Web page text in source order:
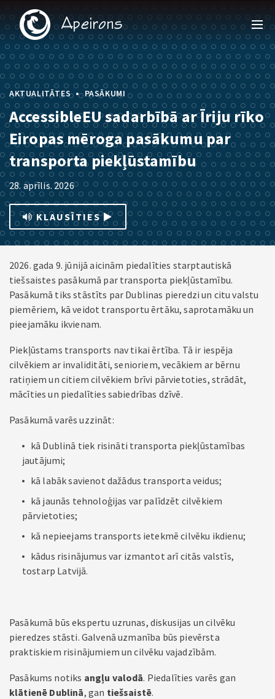
AKTUALITĀTES • PASĀKUMI
AccessibleEU sadarbībā ar Īriju rīko
Eiropas mēroga pasākumu par
transporta piekļūstamību
28. aprīlis. 2026
KLAUSĪTIES
2026. gada 9. jūnijā aicinām piedalīties starptautiskā
tiešsaistes pasākumā par transporta piekļūstamību.
Pasākumā tiks stāstīts par Dublinas pieredzi un citu valstu
piemēriem, kā veidot transportu ērtāku, saprotamāku un
pieejamāku ikvienam.
Piekļūstams transports nav tikai ērtība. Tā ir iespēja
cilvēkiem ar invaliditāti, senioriem, vecākiem ar bērnu
ratiņiem un citiem cilvēkiem brīvi pārvietoties, strādāt,
mācīties un piedalīties sabiedrības dzīvē.
Pasākumā varēs uzzināt:
kā Dublinā tiek risināti transporta piekļūstamības
jautājumi;
kā labāk savienot dažādus transporta veidus;
kā jaunās tehnoloģijas var palīdzēt cilvēkiem
pārvietoties;
kā nepieejams transports ietekmē cilvēku ikdienu;
kādus risinājumus var izmantot arī citās valstīs,
tostarp Latvijā.
Pasākumā būs ekspertu uzrunas, diskusijas un cilvēku
pieredzes stāsti. Galvenā uzmanība būs pievērsta
praktiskiem risinājumiem un cilvēku vajadzībām.
Pasākums notiks angļu valodā. Piedalīties varēs gan
klātienē Dublinā, gan tiešsaistē.